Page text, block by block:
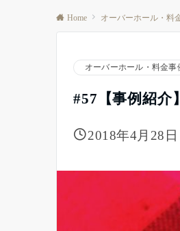
Home オーバーホール・料
オーバーホール・料金事
#57【事例紹
2018年4月28日